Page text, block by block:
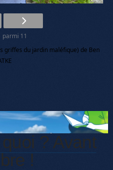
parmi 11
griffes du jardin maléfique) de Ben
? Avant
!